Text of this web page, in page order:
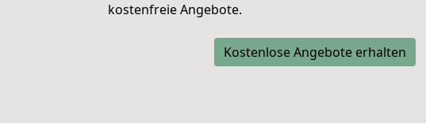
kostenfreie Angebote.
Kostenlose Angebote erhalten